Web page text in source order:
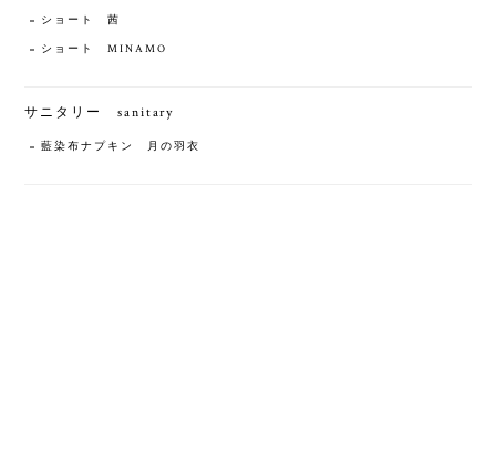
ショート 茜
ショート MINAMO
サニタリー sanitary
藍染布ナプキン 月の羽衣